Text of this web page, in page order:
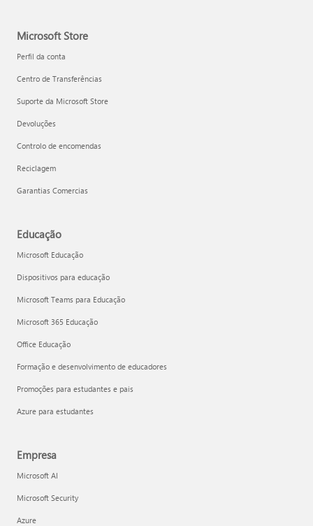
Microsoft Store
Perfil da conta
Centro de Transferências
Suporte da Microsoft Store
Devoluções
Controlo de encomendas
Reciclagem
Garantias Comercias
Educação
Microsoft Educação
Dispositivos para educação
Microsoft Teams para Educação
Microsoft 365 Educação
Office Educação
Formação e desenvolvimento de educadores
Promoções para estudantes e pais
Azure para estudantes
Empresa
Microsoft AI
Microsoft Security
Azure